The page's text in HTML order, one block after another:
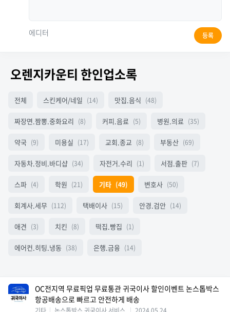
에디터 등록
오렌지카운티 한인업소록
전체 스킨케어/네일 (14) 맛집.음식 (48)
짜장면.짬뽕.중화요리 (8) 커피.음료 (5) 병원.의료 (35)
약국 (9) 미용실 (17) 교회.종교 (8) 부동산 (69)
자동차.정비.바디샵 (34) 자전거.수리 (1) 서점.출판 (7)
스파 (4) 학원 (21) 기타 (49) 변호사 (50)
회계사.세무 (112) 택배이사 (15) 안경.검안 (14)
애견 (3) 치킨 (8) 떡집.빵집 (1)
에어컨.히팅.냉동 (38) 은행.금융 (14)
OC전지역 무료픽업 무료통관 귀국이사 할인이벤트 논스톱박스
항공배송으로 빠르고 안전하게 배송